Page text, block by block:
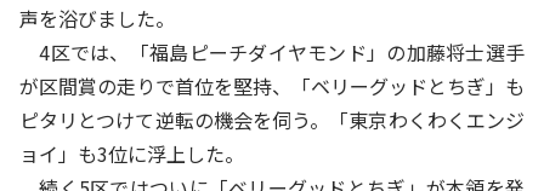
声を浴びました。
4区では、「福島ピーチダイヤモンド」の加藤将士選手
が区間賞の走りで首位を堅持、「ベリーグッドとちぎ」も
ピタリとつけて逆転の機会を伺う。「東京わくわくエンジ
ョイ」も3位に浮上した。